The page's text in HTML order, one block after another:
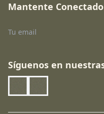
Mantente Conectado
Síguenos en